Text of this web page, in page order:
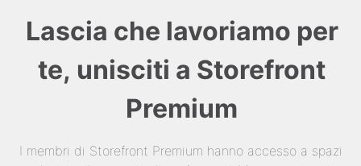
Lascia che lavoriamo per
te, unisciti a Storefront
Premium
I membri di Storefront Premium hanno accesso a spazi